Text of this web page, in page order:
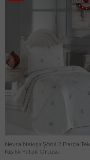
Nevra Nakışlı Şönil 2 Parça Tek
Kişilik Yatak Örtüsü